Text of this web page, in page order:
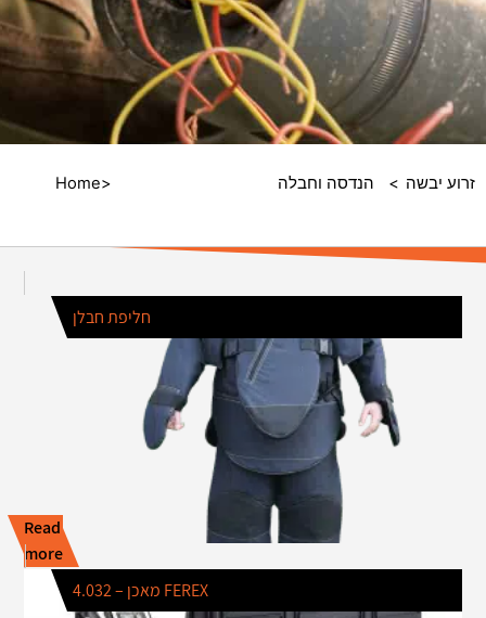
Home זרוע יבשה הנדסה וחבלה
חליפת חבלן
Read
more
מאכן – 4.032 FEREX